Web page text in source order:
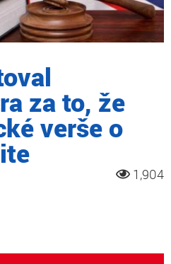
za to, že
verše o
1,904